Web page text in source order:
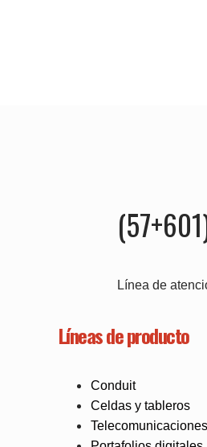
Línea de
Líneas de producto
Conduit
Celdas y tableros
Telecomunicaciones